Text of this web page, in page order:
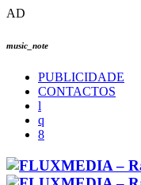
AD
music_note
PUBLICIDADE
CONTACTOS